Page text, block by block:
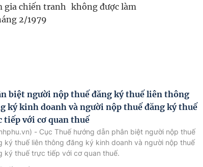
gia chiến tranh
2/1979
không được làm
biệt người nộp thuế đăng ký thuế liên thông
ký kinh doanh và người nộp thuế đăng ký thuế
tiếp với cơ quan thuế
- Cục Thuế hướng dẫn phân biệt người nộp thuế
ký thuế liên thông đăng ký kinh doanh và người nộp thuế
ký thuế trực tiếp với cơ quan thuế.